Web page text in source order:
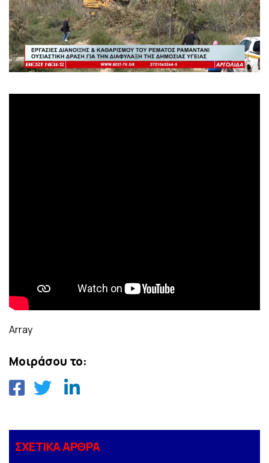
Array
Μοιράσου το:
ΣΧΕΤΙΚΑ ΑΡΘΡΑ